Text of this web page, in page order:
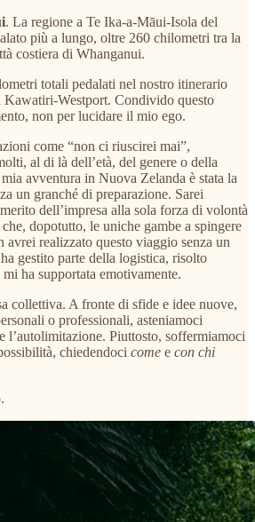
. La regione a Te Ika-a-Māui-Isola del
più a lungo, oltre 260 chilometri tra la
costiera di Whanganui.
totali pedalati nel nostro itinerario
Kawatiri-Westport. Condivido questo
non per lucidare il mio ego.
come “non ci riuscirei mai”,
al di là dell’età, del genere o della
avventura in Nuova Zelanda è stata la
un granché di preparazione. Sarei
dell’impresa alla sola forza di volontà
dopotutto, le uniche gambe a spingere
realizzato questo viaggio senza un
gestito parte della logistica, risolto
ha supportata emotivamente.
collettiva. A fronte di sfide e idee nuove,
o professionali, asteniamoci
l’autolimitazione. Piuttosto, soffermiamoci
chiedendoci come e con chi